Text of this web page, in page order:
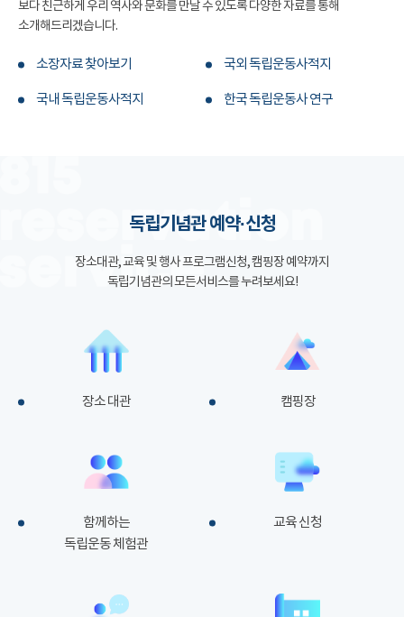
보다 친근하게 우리 역사와 문화를 만날 수 있도록 다양한 자료를 통해
소개해드리겠습니다.
소장자료 찾아보기 국외 독립운동사적지
국내 독립운동사적지 한국 독립운동사 연구
독립기념관 예약·신청
장소대관, 교육 및 행사 프로그램신청, 캠핑장 예약까지
독립기념관의 모든서비스를 누려보세요!
장소 대관 캠핑장
함께하는
독립운동 체험관
교육 신청